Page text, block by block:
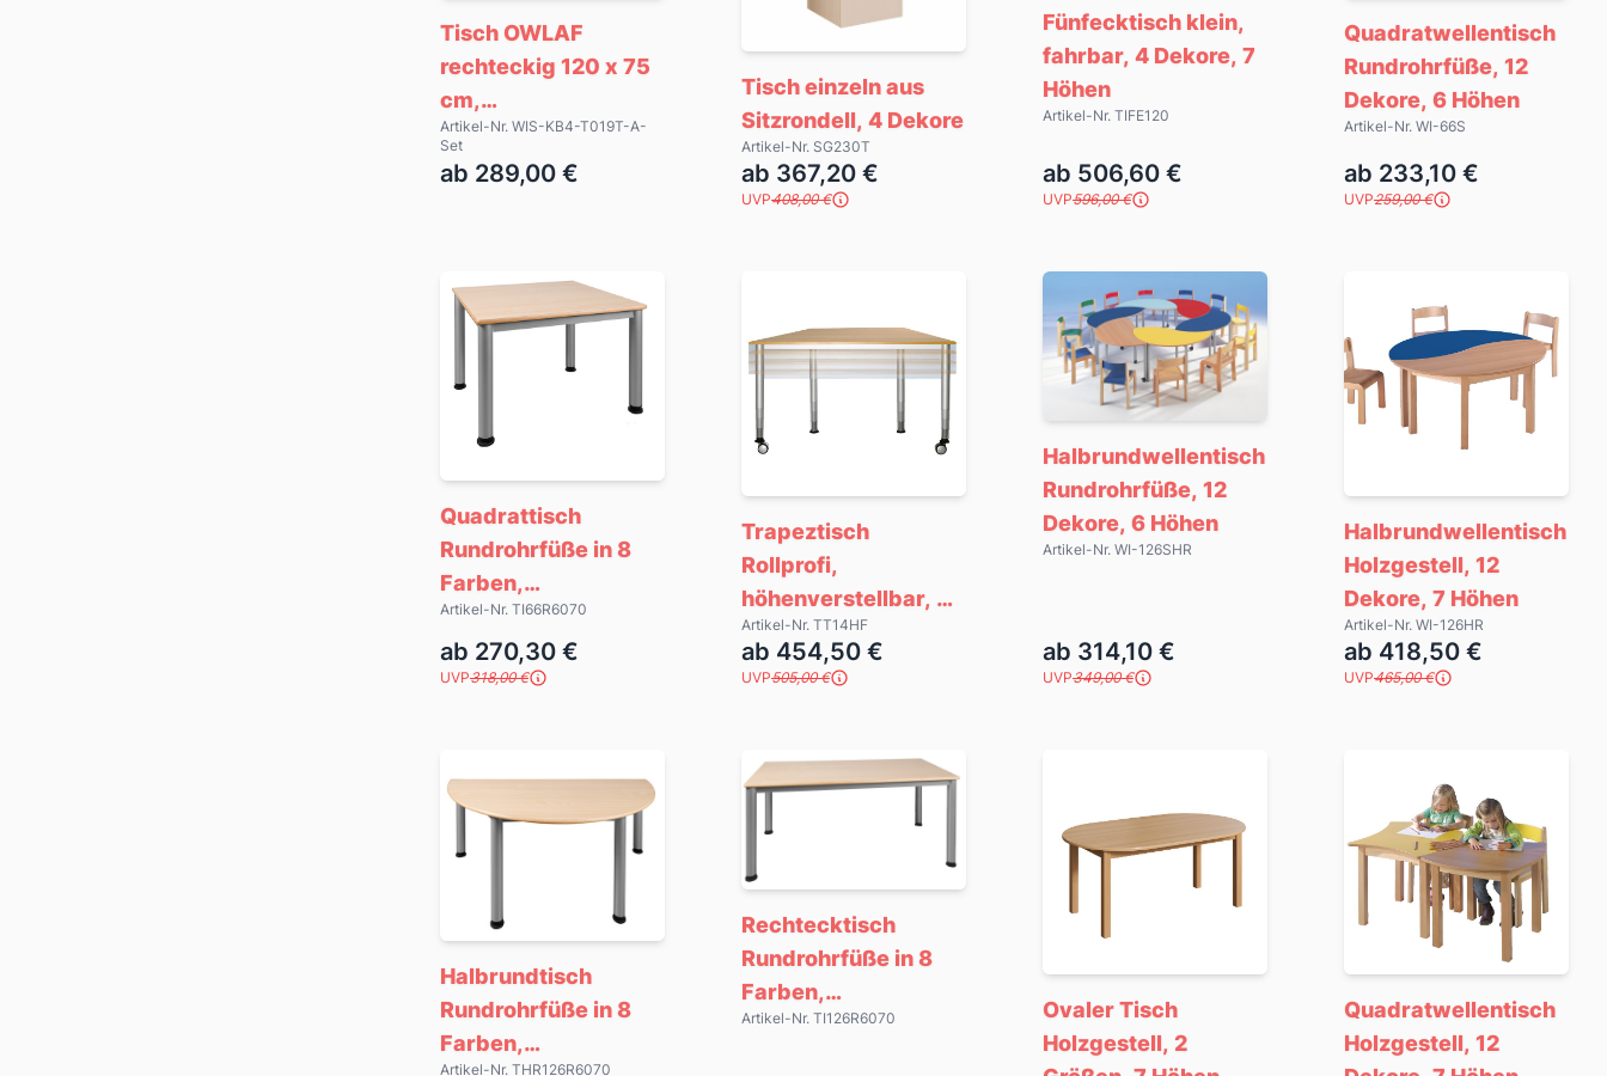
Tisch OWLAF
rechteckig 120 x 75
cm,
höhenverstellbar,
grau
Artikel-Nr. WIS-KB4-T019T-A-
Set
ab 289,00 €
Tisch einzeln aus
Sitzrondell, 4 Dekore
Artikel-Nr. SG230T
ab 367,20 €
UVP408,00 €
Fünfecktisch klein,
fahrbar, 4 Dekore, 7
Höhen
Artikel-Nr. TIFE120
ab 506,60 €
UVP596,00 €
Quadratwellentisch
Rundrohrfüße, 12
Dekore, 6 Höhen
Artikel-Nr. WI-66S
ab 233,10 €
UVP259,00 €
Quadrattisch
Rundrohrfüße in 8
Farben,
Schichtstoffplatte, 2
Größen
Artikel-Nr. TI66R6070
ab 270,30 €
UVP318,00 €
Trapeztisch
Rollprofi,
höhenverstellbar, 4
Dekore
Artikel-Nr. TT14HF
ab 454,50 €
UVP505,00 €
Halbrundwellentisch
Rundrohrfüße, 12
Dekore, 6 Höhen
Artikel-Nr. WI-126SHR
ab 314,10 €
UVP349,00 €
Halbrundwellentisch
Holzgestell, 12
Dekore, 7 Höhen
Artikel-Nr. WI-126HR
ab 418,50 €
UVP465,00 €
Halbrundtisch
Rundrohrfüße in 8
Farben,
Artikel-Nr. THR126R6070
Rechtecktisch
Rundrohrfüße in 8
Farben,
Schichtstoffplatte, 4
Artikel-Nr. TI126R6070
Ovaler Tisch
Holzgestell, 2
Quadratwellentisch
Holzgestell, 12